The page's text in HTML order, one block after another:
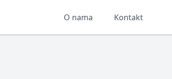
O nama Kontakt